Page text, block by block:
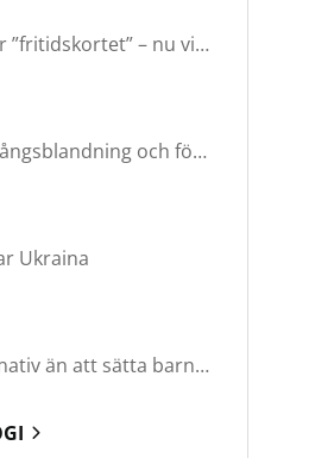
En tredjedel använder ”fritidskortet” – nu vill regeringen utveckla det
M & SD hycklar om tvångsblandning och förvärrar segregationen
Ukraina
Det finns bättre alternativ än att sätta barn i fängelse